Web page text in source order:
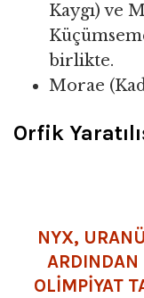
Kaygı) ve
birlikte.
Morae
Orfik
NYX,
ARDINDAN
OLIMPIYAT